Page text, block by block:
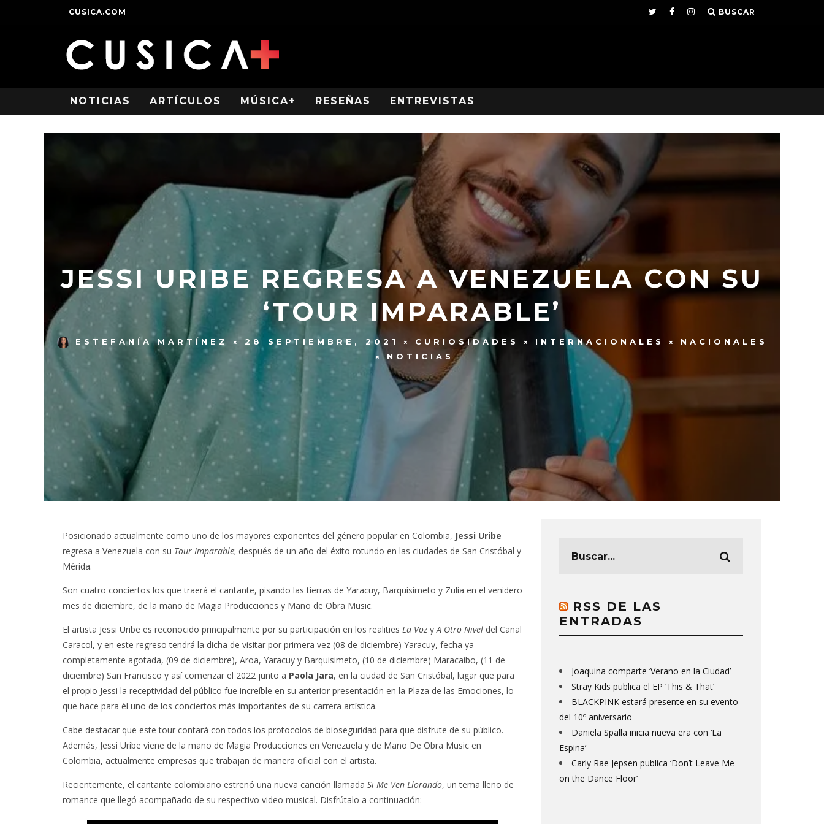
CUSICA.COM BUSCAR
NOTICIAS ARTÍCULOS MÚSICA+ RESEÑAS ENTREVISTAS
JESSI URIBE REGRESA A VENEZUELA CON SU
‘TOUR IMPARABLE’
ESTEFANÍA MARTÍNEZ 28 SEPTIEMBRE, 2021 CURIOSIDADES INTERNACIONALES
NACIONALES
NOTICIAS
Posicionado actualmente como uno de los mayores exponentes del género popular en Colombia, Jessi Uribe
regresa a Venezuela con su Tour Imparable; después de un año del éxito rotundo en las ciudades de San Cristóbal y
Mérida.
Son cuatro conciertos los que traerá el cantante, pisando las tierras de Yaracuy, Barquisimeto y Zulia en el venidero
mes de diciembre, de la mano de Magia Producciones y Mano de Obra Music.
El artista Jessi Uribe es reconocido principalmente por su participación en los realities La Voz yA Otro Nivel del Canal
Caracol, y en este regreso tendrá la dicha de visitar por primera vez (08 de diciembre) Yaracuy, fecha ya
completamente agotada, (09 de diciembre), Aroa, Yaracuy y Barquisimeto, (10 de diciembre) Maracaibo, (11 de
diciembre) San Francisco y así comenzar el 2022 junto a Paola Jara, en la ciudad de San Cristóbal, lugar que para
el propio Jessi la receptividad del público fue increíble en su anterior presentación en la Plaza de las Emociones, lo
que hace para él uno de los conciertos más importantes de su carrera artística.
Cabe destacar que este tour contará con todos los protocolos de bioseguridad para que disfrute de su público.
Además, Jessi Uribe viene de la mano de Magia Producciones en Venezuela y de Mano De Obra Music en
Colombia, actualmente empresas que trabajan de manera oficial con el artista.
Recientemente, el cantante colombiano estrenó una nueva canción llamada Si Me Ven Llorando, un tema lleno de
romance que llegó acompañado de su respectivo video musical. Disfrútalo a continuación:
RSS DE LAS
ENTRADAS
Joaquina comparte ‘Verano en la Ciudad’
Stray Kids publica el EP ‘This & That’
BLACKPINK estará presente en su evento
del 10º aniversario
Daniela Spalla inicia nueva era con ‘La
Espina’
Carly Rae Jepsen publica ‘Don’t Leave Me
on the Dance Floor’